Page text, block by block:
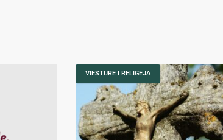
VIESTURE I RELIGEJA